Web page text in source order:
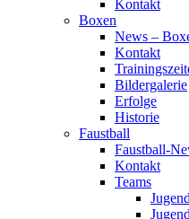
Kontakt
Boxen
News –
Kontakt
Bildergalerie
Erfolge
Historie
Faustball
Faustball-
Kontakt
Teams